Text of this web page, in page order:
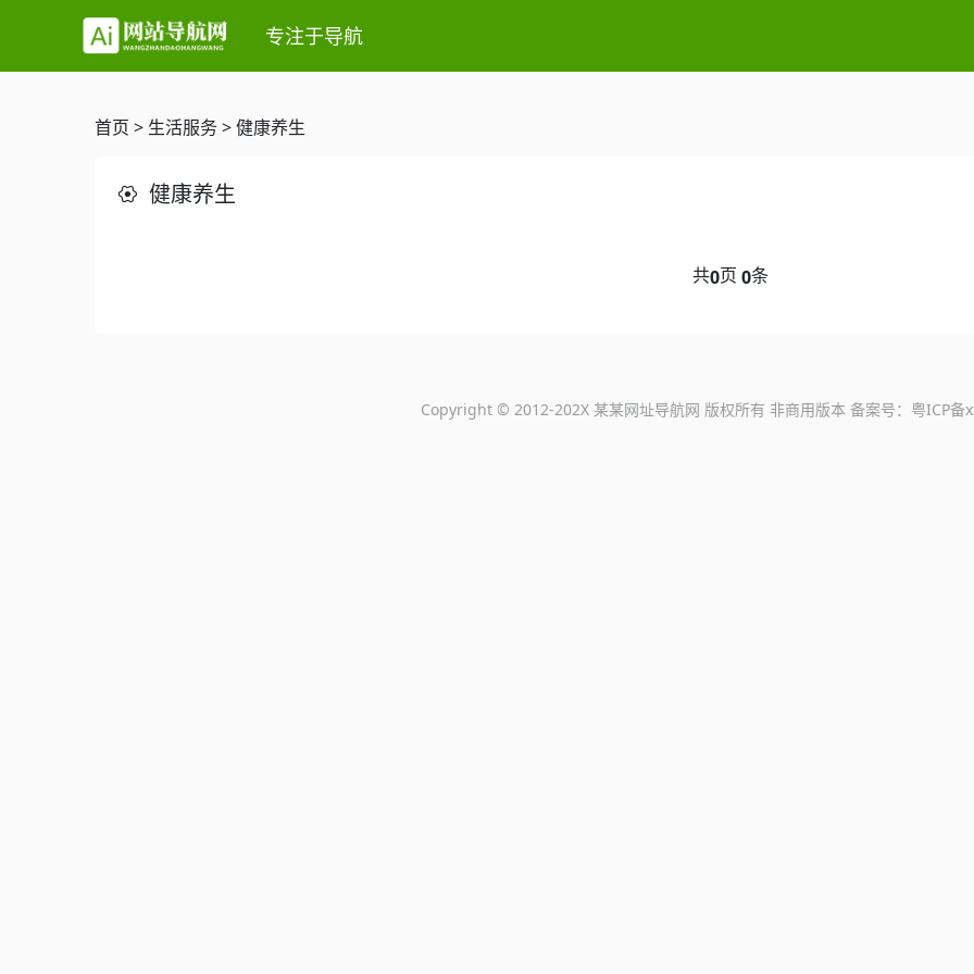
专注于导航
首页 > 生活服务>健康养生
健康养生
共0页 0条
Copyright © 2012-202X 某某网址导航网 版权所有 非商用版本 备案号： 粤ICP备